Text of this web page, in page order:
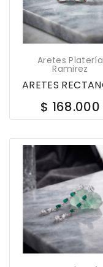
Aretes Platería
Ramirez
$ 168.000